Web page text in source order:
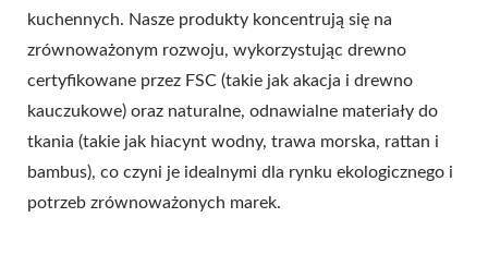
kuchennych. Nasze produkty koncentrują się na
zrównoważonym rozwoju, wykorzystując drewno
certyfikowane przez FSC (takie jak akacja i drewno
kauczukowe) oraz naturalne, odnawialne materiały do
tkania (takie jak hiacynt wodny, trawa morska, rattan i
bambus), co czyni je idealnymi dla rynku ekologicznego i
potrzeb zrównoważonych marek.